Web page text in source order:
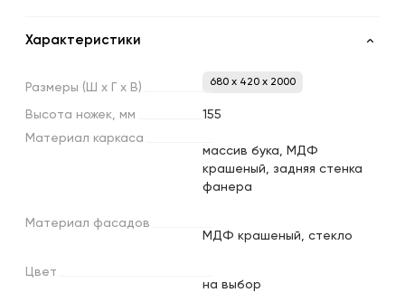
Характеристики
Размеры (Ш х х В) 680 x 420 x 2000
Высота ножек, мм
155
Материал каркаса
массив бука, МДФ
крашеный, задняя стенка
фанера
Материал фасадов
МДФ крашеный, стекло
Цвет
на выбор